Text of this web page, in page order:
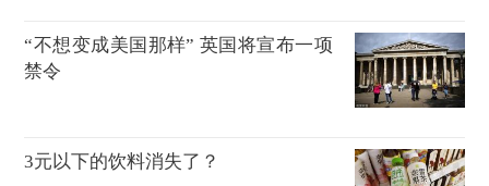
“不想变成美国那样” 英国将宣布一项
禁令
3元以下的饮料消失了？